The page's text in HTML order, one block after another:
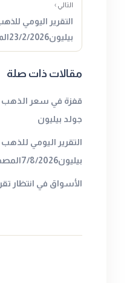
التالي ›
التقرير اليومي
بيليون23/2/2026المصدر : جولد…
مقالات ذات صلة
قفزة في سعر الذهب
جولد بيليون
التقرير اليومي
بيليون7/8/2026المصدر : جولد بيليون
الأسواق في انتظار